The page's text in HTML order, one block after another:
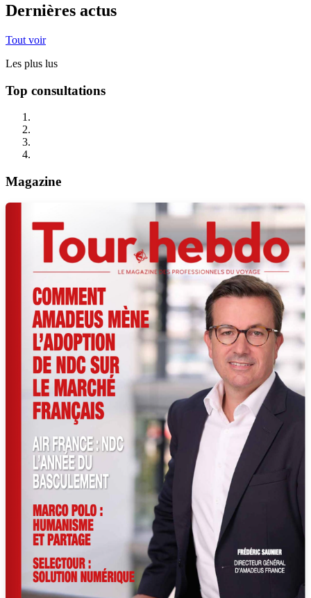
Dernières actus
Tout voir
Les plus lus
Top consultations
Magazine